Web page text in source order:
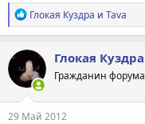
Р
е
а
к
ц
и
и
:
Глокая Куздра и Tava
Глокая Куздра
Гражданин форума
29 Май 2012